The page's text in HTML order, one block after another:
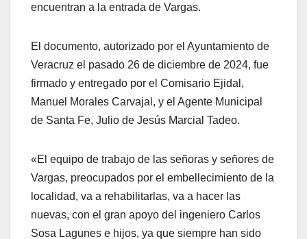
encuentran a la entrada de Vargas.
El documento, autorizado por el Ayuntamiento de
Veracruz el pasado 26 de diciembre de 2024, fue
firmado y entregado por el Comisario Ejidal,
Manuel Morales Carvajal, y el Agente Municipal
de Santa Fe, Julio de Jesús Marcial Tadeo.
«El equipo de trabajo de las señoras y señores de
Vargas, preocupados por el embellecimiento de la
localidad, va a rehabilitarlas, va a hacer las
nuevas, con el gran apoyo del ingeniero Carlos
Sosa Lagunes e hijos, ya que siempre han sido